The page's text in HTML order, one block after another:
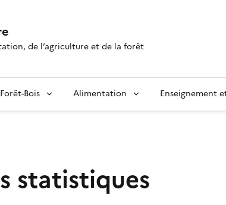
de l’agriculture et de la forêt
Bois Alimentation Enseignement
statistiques